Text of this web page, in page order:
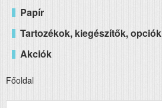
Papír
Tartozékok, kiegészítők, opciók
Akciók
Főoldal